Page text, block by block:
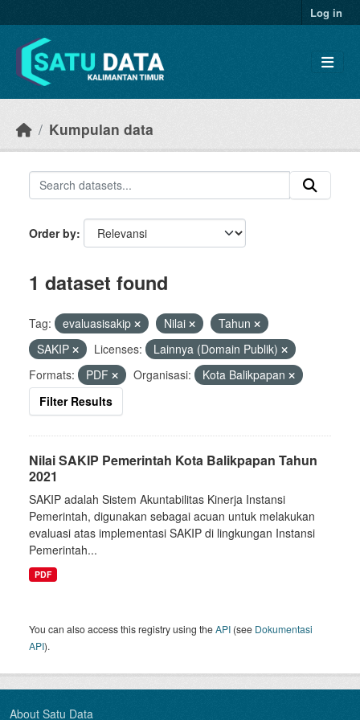
Log in
Kumpulan data
Order by
1 dataset found
Tag: evaluasisakip Nilai
Tahun
SAKIP
Licenses:
Lainnya (Domain Publik)
Formats:
PDF Organisasi:
Kota Balikpapan
Filter Results
Nilai SAKIP Pemerintah Kota Balikpapan Tahun
2021
SAKIP adalah Sistem Akuntabilitas Kinerja Instansi
Pemerintah, digunakan sebagai acuan untuk melakukan
evaluasi atas implementasi SAKIP di lingkungan Instansi
Pemerintah...
PDF
You can also access this registry using theAPI (see Dokumentasi
API).
About Satu Data